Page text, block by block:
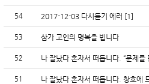
54 2017-12-03 다시듣기 에러 [1]
53 삼가 고인의 명복을 빕니다
52 나 잘났다 혼자서 떠듭니다. “문제를
51 나 잘났다 혼자서 떠듭니다. 창호에